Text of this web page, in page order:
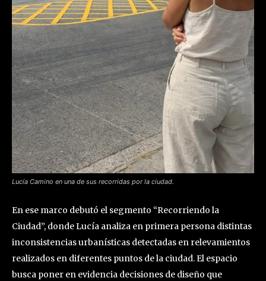
Lucía Camino en una de sus recorridas por la ciudad.
En ese marco debutó el segmento “Recorriendo la
Ciudad”, donde Lucía analiza en primera persona distintas
inconsistencias urbanísticas detectadas en relevamientos
realizados en diferentes puntos de la ciudad. El espacio
busca poner en evidencia decisiones de diseño que